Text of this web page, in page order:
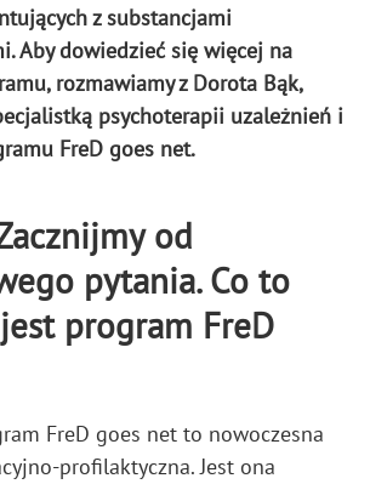
z substancjami
Aby dowiedzieć się więcej na
rozmawiamy z Dorota Bąk,
psychoterapii uzależnień i
FreD goes net.
od
pytania. Co to
program FreD
FreD goes net to nowoczesna
profilaktyczna. Jest ona